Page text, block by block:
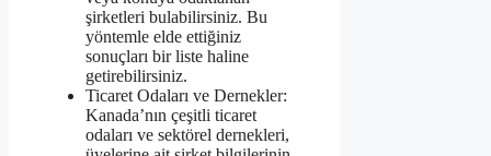
şirketleri bulabilirsiniz. Bu
yöntemle elde ettiğiniz
sonuçları bir liste haline
getirebilirsiniz.
Ticaret Odaları ve Dernekler:
Kanada’nın çeşitli ticaret
odaları ve sektörel dernekleri,